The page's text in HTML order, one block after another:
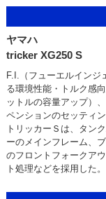
ヤマハ
tricker XG250 S
F.I.（フューエルインジ
る環境性能・トルク感
ットルの容量アップ）
ペンションのセッティ
トリッカーＳは、タン
ーのメインフレーム、
のフロントフォークア
ト処理などを採用した。